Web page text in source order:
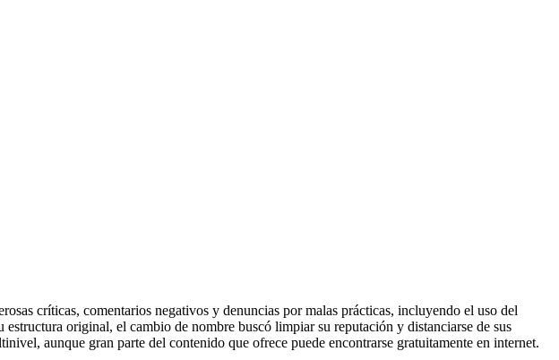
críticas, comentarios negativos y denuncias por malas prácticas, incluyendo el uso del
original, el cambio de nombre buscó limpiar su reputación y distanciarse de sus
aunque gran parte del contenido que ofrece puede encontrarse gratuitamente en internet.